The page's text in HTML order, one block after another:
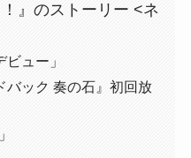
』のストーリー <ネ
ュー」
バック 奏の石』初回放